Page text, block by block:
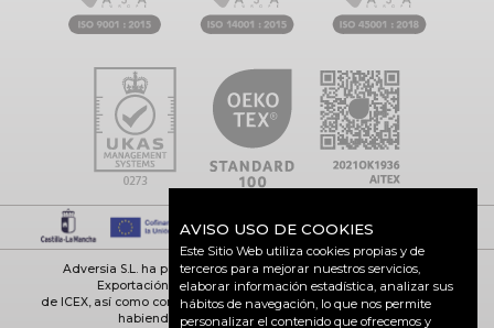
Adversia S.L. ha participado en el Programa de Iniciación a la
Exportación ICEX-Next, y ha contado con el apoyo
de ICEX, así como con la cofinanciación de Fondos europeos FEDER,
habiendo contribuido según la medida de
AVISO USO DE COOKIES
Este Sitio Web utiliza cookies propias y de
terceros para mejorar nuestros servicios,
elaborar información estadística, analizar sus
hábitos de navegación, lo que nos permite
personalizar el contenido que ofrecemos y